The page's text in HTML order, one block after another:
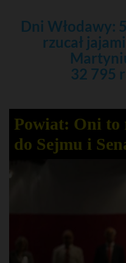
Dni Włodawy:
rzucał
32 795
Powiat: Oni
do Sejmu i